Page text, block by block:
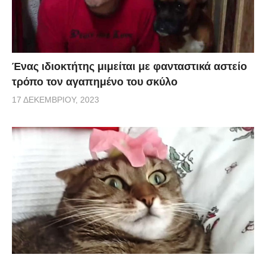
Ένας ιδιοκτήτης μιμείται με φανταστικά αστείο
τρόπο τον αγαπημένο του σκύλο
17 ΔΕΚΕΜΒΡΊΟΥ, 2023